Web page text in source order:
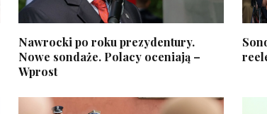
Nawrocki po roku prezydentury.
Nowe sondaże. Polacy oceniają –
Wprost